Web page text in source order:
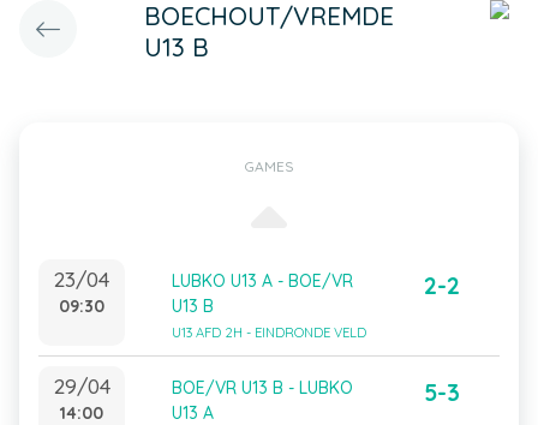
BOECHOUT/VREMDE
U13 B
GAMES
23/04
09:30
LUBKO U13 A - BOE/VR
U13 B
U13 AFD 2H - EINDRONDE VELD
2-2
29/04
14:00
BOE/VR U13 B - LUBKO
U13 A
5-3